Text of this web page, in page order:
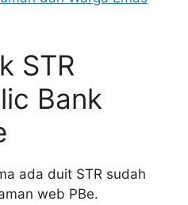
STR
Bank
ada duit STR sudah
web PBe.